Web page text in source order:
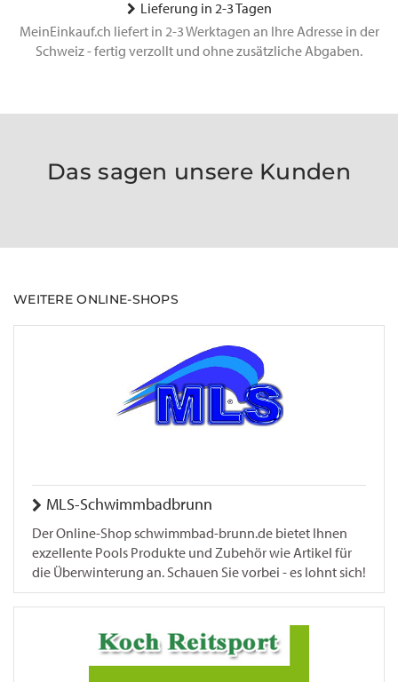
Lieferung in 2-3 Tagen
MeinEinkauf.ch liefert in 2-3 Werktagen an Ihre Adresse in der
Schweiz - fertig verzollt und ohne zusätzliche Abgaben.
Das sagen unsere Kunden
WEITERE ONLINE-SHOPS
MLS-Schwimmbadbrunn
Der Online-Shop schwimmbad-brunn.de bietet Ihnen
exzellente Pools Produkte und Zubehör wie Artikel für
die Überwinterung an. Schauen Sie vorbei - es lohnt sich!